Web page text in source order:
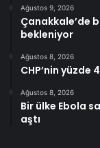
Ağustos 9, 2026
Çanakkale’de
bekleniyor
Ağustos 8, 2026
CHP’nin yüzde
Ağustos 8, 2026
Bir ülke Ebola
aştı